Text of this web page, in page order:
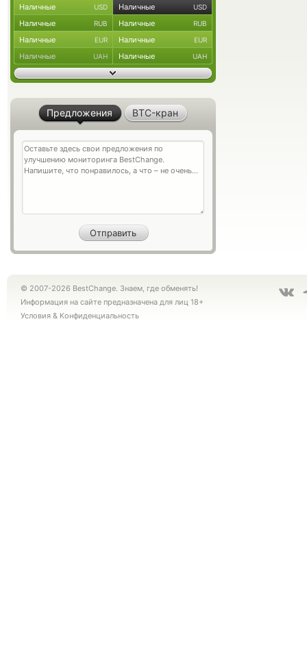
Наличные USD Наличные USD
Наличные RUB Наличные RUB
Наличные EUR Наличные EUR
Наличные UAH Наличные UAH
Предложения BTC-кран
© 2007-2026 BestChange. Знаем, где обменять!
Информация на сайте предназначена для лиц 18+
Условия & Конфиденциальность